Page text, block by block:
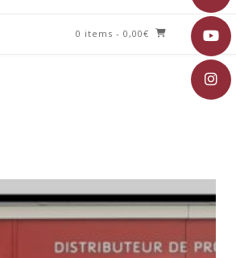
0 items - 0,00€